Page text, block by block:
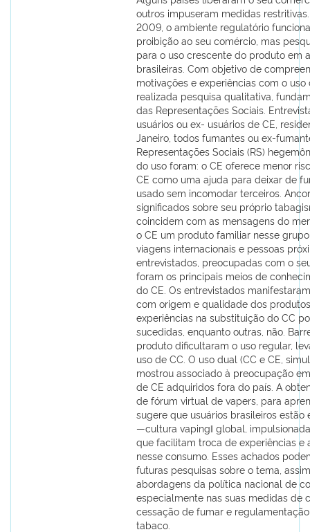
outros impuseram medidas
2009, o ambiente regulatório
proibição ao seu comércio, mas
para o uso crescente do produto em
brasileiras. Com objetivo de
motivações e experiências com o uso
realizada pesquisa qualitativa,
das Representações Sociais.
usuários ou ex- usuários de CE,
Janeiro, todos fumantes ou ex-
Representações Sociais (RS)
do uso foram: o CE oferece menor
CE como uma ajuda para deixar de
usado sem incomodar terceiros.
significados sobre seu próprio
coincidem com as mensagens do
o CE um produto familiar nesse
viagens internacionais e pessoas
entrevistados, preocupadas com o
foram os principais meios de
do CE. Os entrevistados
com origem e qualidade dos
experiências na substituição do CC
sucedidas, enquanto outras, não.
produto dificultaram o uso regular,
uso de CC. O uso dual (CC e CE,
mostrou associado à preocupação
de CE adquiridos fora do país. A
de fórum virtual de vapers, para
sugere que usuários brasileiros estão
―cultura vaping‖ global,
que facilitam troca de experiências e
nesse consumo. Esses achados
futuras pesquisas sobre o tema,
abordagens da política nacional de
especialmente nas suas medidas de
cessação de fumar e
tabaco.